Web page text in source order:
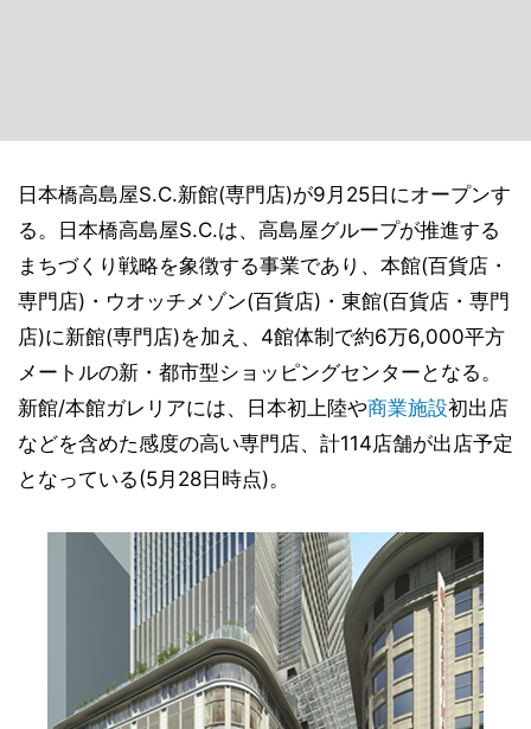
日本橋高島屋S.C.新館(専門店)が9月25日にオープンす
る。日本橋高島屋S.C.は、高島屋グループが推進する
まちづくり戦略を象徴する事業であり、本館(百貨店・
専門店)・ウオッチメゾン(百貨店)・東館(百貨店・専門
店)に新館(専門店)を加え、4館体制で約6万6,000平方
メートルの新・都市型ショッピングセンターとなる。
新館/本館ガレリアには、日本初上陸や商業施設初出店
などを含めた感度の高い専門店、計114店舗が出店予定
となっている(5月28日時点)。